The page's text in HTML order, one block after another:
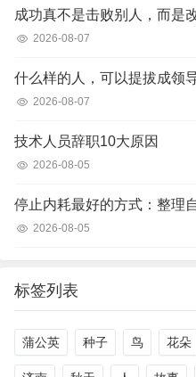
成功真不是击败别人，而是
2026-08-07
什么样的人，可以提拔成领
2026-08-07
技术人员辞职10大原因
2026-08-05
停止内耗最好的方式：整理
2026-08-05
标签列表
蒲公英 种子 鸟 花朵